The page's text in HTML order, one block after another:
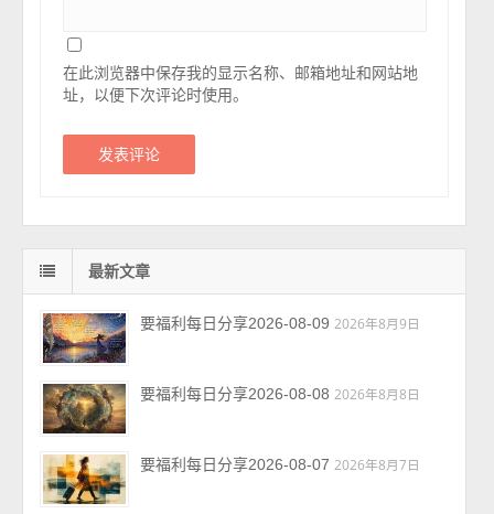
在此浏览器中保存我的显示名称、邮箱地址和网站地
址，以便下次评论时使用。
最新文章
要福利每日分享2026-08-09 2026年8月9日
要福利每日分享2026-08-08 2026年8月8日
要福利每日分享2026-08-07 2026年8月7日